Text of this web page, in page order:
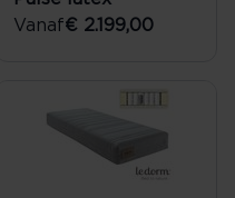
Vanaf€ 2.199,00